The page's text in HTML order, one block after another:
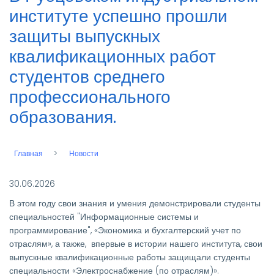
институте успешно прошли
защиты выпускных
квалификационных работ
студентов среднего
профессионального
образования.
Строка
Главная Новости
30.06.2026
В этом году свои знания и умения демонстрировали студенты
специальностей "Информационные системы и
программирование", «Экономика и бухгалтерский учет по
отраслям», а также, впервые в истории нашего института, свои
выпускные квалификационные работы защищали студенты
специальности «Электроснабжение (по отраслям)».